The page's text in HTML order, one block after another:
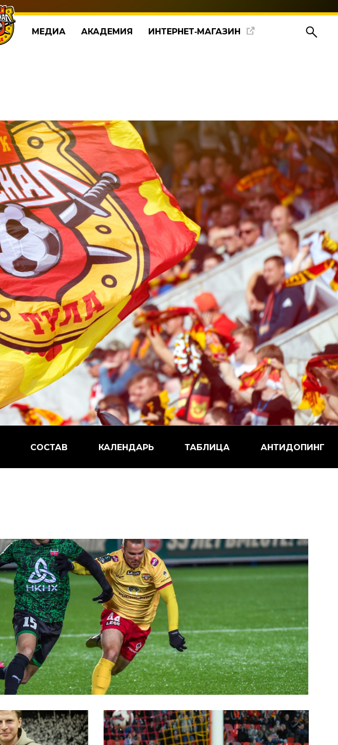
МЕДИА АКАДЕМИЯ ИНТЕРНЕТ‑МАГАЗИН
СОСТАВ КАЛЕНДАРЬ ТАБЛИЦА АНТИДОПИНГ